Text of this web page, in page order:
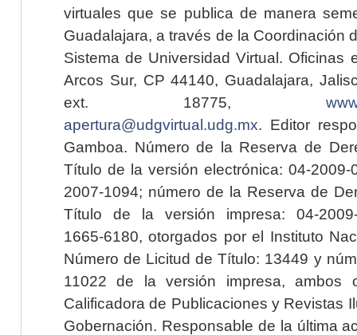
virtuales que se publica de manera
Guadalajara, a través de la Coordinación
Sistema de Universidad Virtual. Oficinas
Arcos Sur, CP 44140, Guadalajara,
ext. 18775,
apertura@udgvirtual.udg.mx. Editor
Gamboa. Número de la Reserva de
Título de la versión electrónica: 04-2009-
2007-1094; número de la Reserva de
Título de la versión impresa: 04-2009-
1665-6180, otorgados por el Instituto
Número de Licitud de Título: 13449 y
11022 de la versión impresa, ambos
Calificadora de Publicaciones y Revistas
Gobernación. Responsable de la última